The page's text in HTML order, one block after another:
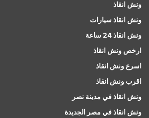
ونش انقاذ
ونش انقاذ سيارات
ونش انقاذ 24 ساعة
ارخص ونش انقاذ
اسرع ونش انقاذ
اقرب ونش انقاذ
ونش انقاذ في مدينة نصر
ونش انقاذ في مصر الجديدة